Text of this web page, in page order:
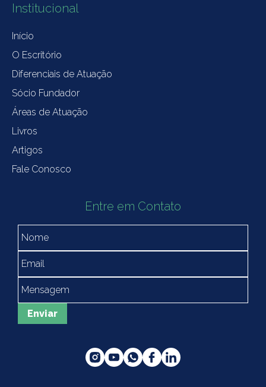
Institucional
Início
O Escritório
Diferenciais de Atuação
Sócio Fundador
Áreas de Atuação
Livros
Artigos
Fale Conosco
Entre em Contato